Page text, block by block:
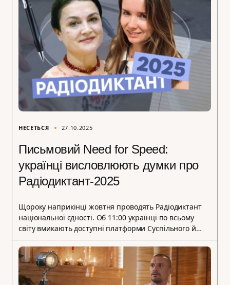
НЕСЕТЬСЯ 27.10.2025
Письмовий Need for Speed:
українці висловлюють думки про
Радіодиктант-2025
Щороку наприкінці жовтня проводять Радіодиктант
національної єдності. Об 11:00 українці по всьому
світу вмикають доступні платформи Суспільного й…